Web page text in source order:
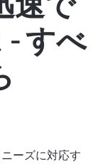
- すべ
ーズに対応す